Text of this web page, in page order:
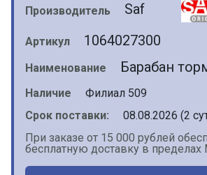
Производитель Saf
Артикул 1064027300
Наименование Барабан
Наличие
Филиал 509
Срок поставки:
08.08.2026 (2
При заказе от 15 000 рублей
бесплатную доставку в